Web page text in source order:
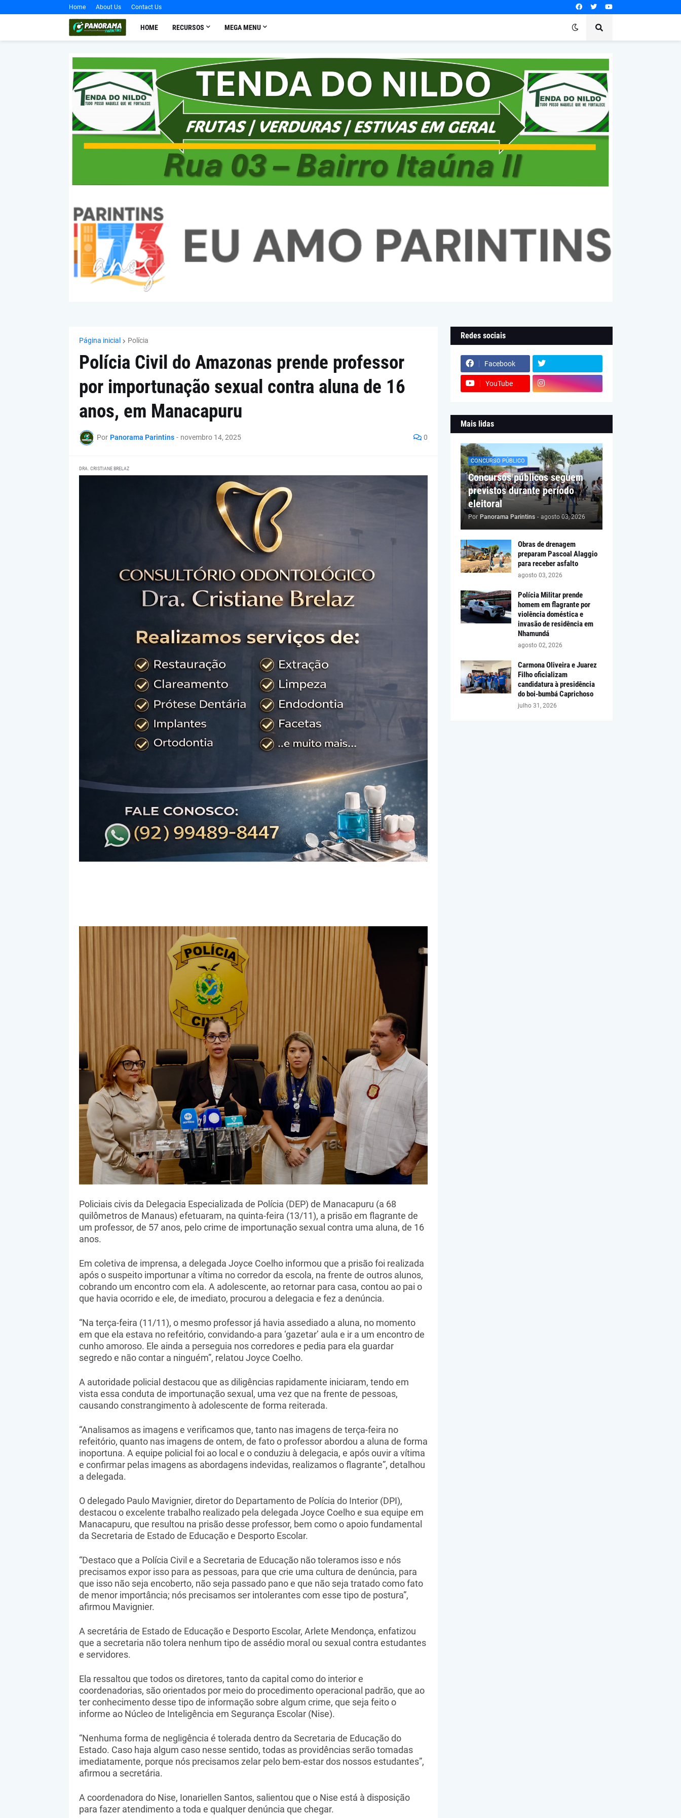
Home About Us Contact Us
HOME RECURSOS MEGA MENU
Página inicial Polícia
Polícia Civil do Amazonas prende professor
por importunação sexual contra aluna de 16
anos, em Manacapuru
Por Panorama Parintins - novembro 14, 2025 0
DRA. CRISTIANE BRELAZ
Policiais civis da Delegacia Especializada de Polícia (DEP) de Manacapuru (a 68
quilômetros de Manaus) efetuaram, na quinta-feira (13/11), a prisão em flagrante de
um professor, de 57 anos, pelo crime de importunação sexual contra uma aluna, de 16
anos.
Em coletiva de imprensa, a delegada Joyce Coelho informou que a prisão foi realizada
após o suspeito importunar a vítima no corredor da escola, na frente de outros alunos,
cobrando um encontro com ela. A adolescente, ao retornar para casa, contou ao pai o
que havia ocorrido e ele, de imediato, procurou a delegacia e fez a denúncia.
“Na terça-feira (11/11), o mesmo professor já havia assediado a aluna, no momento
em que ela estava no refeitório, convidando-a para ‘gazetar’ aula e ir a um encontro de
cunho amoroso. Ele ainda a perseguia nos corredores e pedia para ela guardar
segredo e não contar a ninguém”, relatou Joyce Coelho.
A autoridade policial destacou que as diligências rapidamente iniciaram, tendo em
vista essa conduta de importunação sexual, uma vez que na frente de pessoas,
causando constrangimento à adolescente de forma reiterada.
“Analisamos as imagens e verificamos que, tanto nas imagens de terça-feira no
refeitório, quanto nas imagens de ontem, de fato o professor abordou a aluna de forma
inoportuna. A equipe policial foi ao local e o conduziu à delegacia, e após ouvir a vítima
e confirmar pelas imagens as abordagens indevidas, realizamos o flagrante”, detalhou
a delegada.
O delegado Paulo Mavignier, diretor do Departamento de Polícia do Interior (DPI),
destacou o excelente trabalho realizado pela delegada Joyce Coelho e sua equipe em
Manacapuru, que resultou na prisão desse professor, bem como o apoio fundamental
da Secretaria de Estado de Educação e Desporto Escolar.
“Destaco que a Polícia Civil e a Secretaria de Educação não toleramos isso e nós
precisamos expor isso para as pessoas, para que crie uma cultura de denúncia, para
que isso não seja encoberto, não seja passado pano e que não seja tratado como fato
de menor importância; nós precisamos ser intolerantes com esse tipo de postura”,
afirmou Mavignier.
A secretária de Estado de Educação e Desporto Escolar, Arlete Mendonça, enfatizou
que a secretaria não tolera nenhum tipo de assédio moral ou sexual contra estudantes
e servidores.
Ela ressaltou que todos os diretores, tanto da capital como do interior e
coordenadorias, são orientados por meio do procedimento operacional padrão, que ao
ter conhecimento desse tipo de informação sobre algum crime, que seja feito o
informe ao Núcleo de Inteligência em Segurança Escolar (Nise).
“Nenhuma forma de negligência é tolerada dentro da Secretaria de Educação do
Estado. Caso haja algum caso nesse sentido, todas as providências serão tomadas
imediatamente, porque nós precisamos zelar pelo bem-estar dos nossos estudantes”,
afirmou a secretária.
A coordenadora do Nise, Ionariellen Santos, salientou que o Nise está à disposição
para fazer atendimento a toda e qualquer denúncia que chegar.
Redes sociais
Facebook
YouTube
Mais lidas
CONCURSO PÚBLICO
Concursos públicos seguem
previstos durante período
eleitoral
Por Panorama Parintins - agosto 03, 2026
Obras de drenagem
preparam Pascoal Alaggio
para receber asfalto
agosto 03, 2026
Polícia Militar prende
homem em flagrante por
violência doméstica e
invasão de residência em
Nhamundá
agosto 02, 2026
Carmona Oliveira e Juarez
Filho oficializam
candidatura à presidência
do boi-bumbá Caprichoso
julho 31, 2026